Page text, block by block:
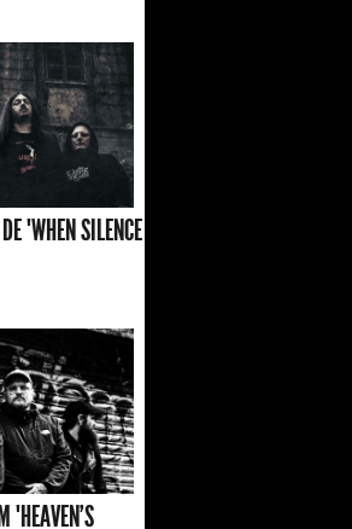
"WHEN SILENCE
"HEAVEN'S